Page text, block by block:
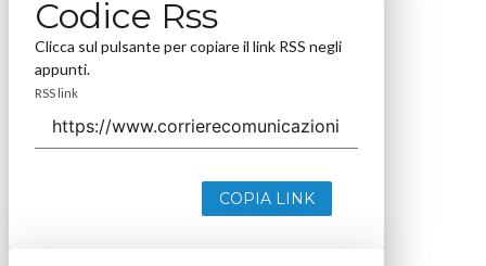
Codice Rss
Clicca sul pulsante per copiare il link RSS negli
appunti.
RSS link
COPIA LINK